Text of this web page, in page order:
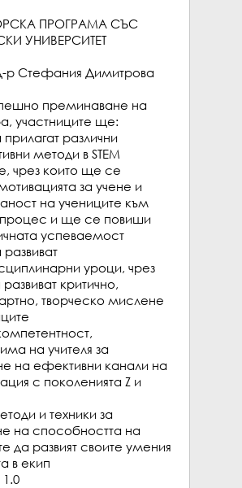
ПРОГРАМА СЪС
УНИВЕРСИТЕТ
р Стефания Димитрова
преминаване на
участниците ще:
различни
методи в STEM
чрез които ще се
за учене и
на учениците към
процес и ще се повиши
успеваемост
уроци, чрез
критично,
творческо мислене
на учителя за
на ефективни канали на
с поколенията Z и
и техники за
на способността на
да развият своите умения
в екип